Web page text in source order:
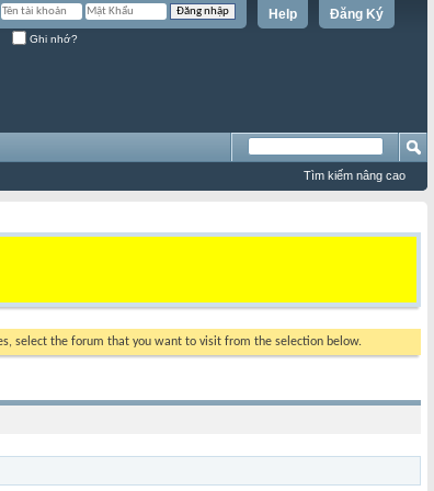
Đăng Ký
Help
Ghi nhớ?
Tìm kiếm nâng cao
select the forum that you want to visit from the selection below.